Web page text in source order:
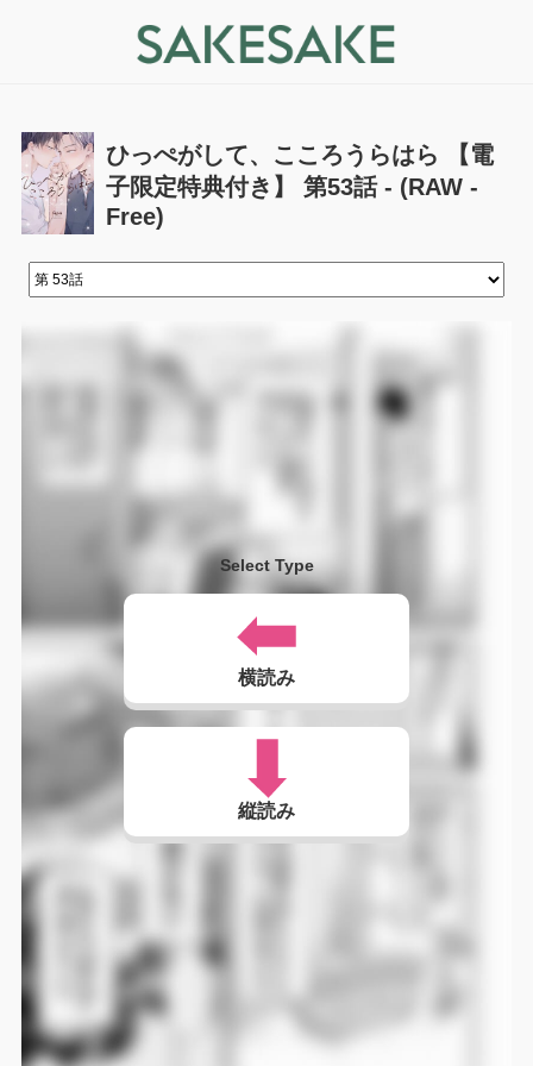
ひっぺがして、こころうらはら 【電
子限定特典付き】 第53話 - (RAW -
Free)
Select Type
横読み
縦読み